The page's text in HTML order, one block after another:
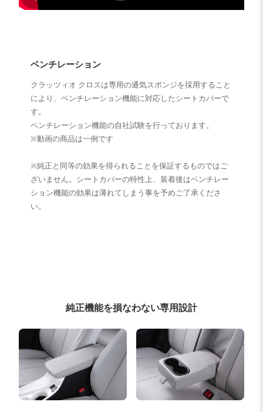
ベンチレーション
クラッツィオ クロスは専用の通気スポンジを採用すること
により、ベンチレーション機能に対応したシートカバーで
す。
ベンチレーション機能の自社試験を行っております。
※動画の商品は一例です
※純正と同等の効果を得られることを保証するものではご
ざいません。シートカバーの特性上、装着後はベンチレー
ション機能の効果は薄れてしまう事を予めご了承くださ
い。
純正機能を損なわない専用設計